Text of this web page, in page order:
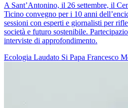
A Sant’Antonino, il 26 settembre, il
Ticino convegno per i 10 anni
sessioni con esperti e giornalisti per
società e futuro sostenibile.
interviste di approfondimento.
Ecologia Laudato Si Papa Francesco